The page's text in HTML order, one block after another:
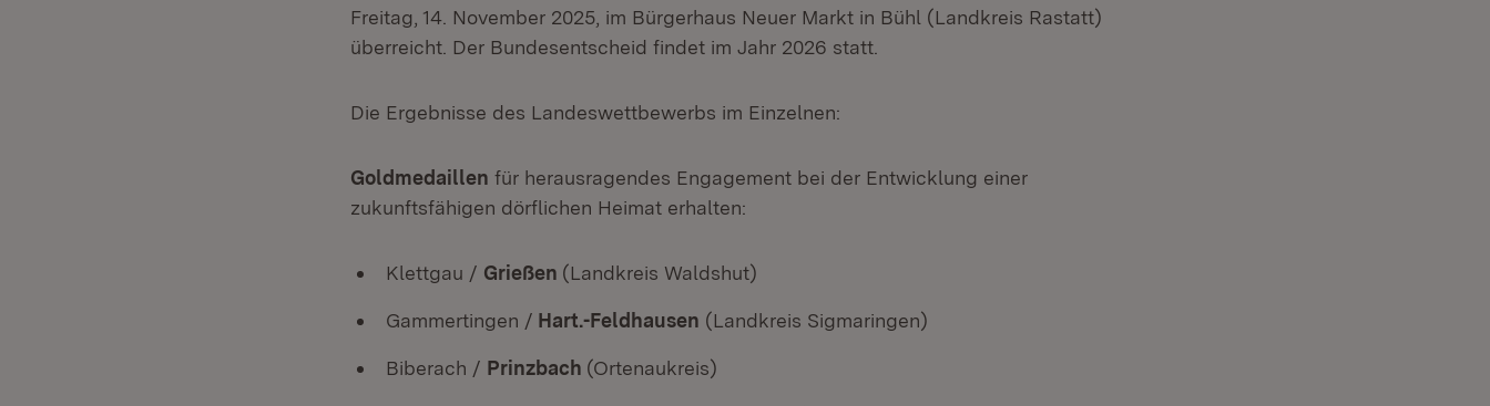
Freitag, 14. November 2025, im Bürgerhaus Neuer Markt in Bühl (Landkreis Rastatt)
überreicht. Der Bundesentscheid findet im Jahr 2026 statt.
Die Ergebnisse des Landeswettbewerbs im Einzelnen:
Goldmedaillen für herausragendes Engagement bei der Entwicklung einer
zukunftsfähigen dörflichen Heimat erhalten:
Klettgau / Grießen (Landkreis Waldshut)
Gammertingen / Hart.-Feldhausen (Landkreis Sigmaringen)
Biberach / Prinzbach (Ortenaukreis)